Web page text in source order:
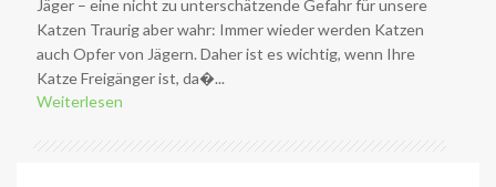
Jäger – eine nicht zu unterschätzende Gefahr für unsere
Katzen Traurig aber wahr: Immer wieder werden Katzen
auch Opfer von Jägern. Daher ist es wichtig, wenn Ihre
Katze Freigänger ist, da�...
Weiterlesen